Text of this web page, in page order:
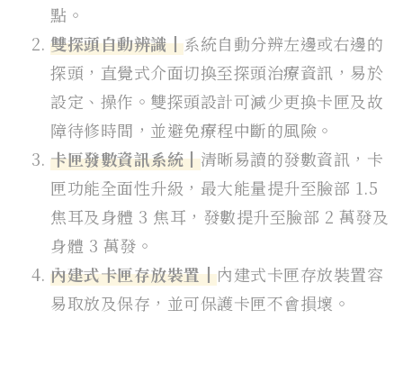
點。
雙探頭自動辨識┃系統自動分辨左邊或右邊的
探頭，直覺式介面切換至探頭治療資訊，易於
設定、操作。雙探頭設計可減少更換卡匣及故
障待修時間，並避免療程中斷的風險。
卡匣發數資訊系統┃清晰易讀的發數資訊，卡
匣功能全面性升級，最大能量提升至臉部 1.5
焦耳及身體 3 焦耳，發數提升至臉部 2 萬發及
身體 3 萬發。
內建式卡匣存放裝置┃內建式卡匣存放裝置容
易取放及保存，並可保護卡匣不會損壞。